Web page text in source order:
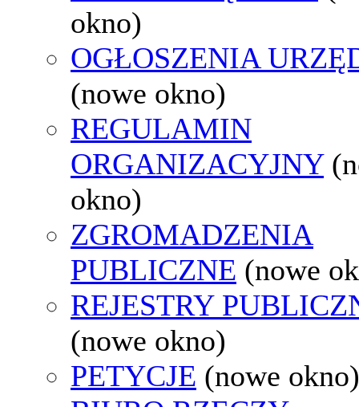
okno)
OGŁOSZENIA
(nowe okno)
REGULAMIN
ORGANIZACYJNY
okno)
ZGROMADZENIA
PUBLICZNE (nowe
REJESTRY
(nowe okno)
PETYCJE (nowe okno)